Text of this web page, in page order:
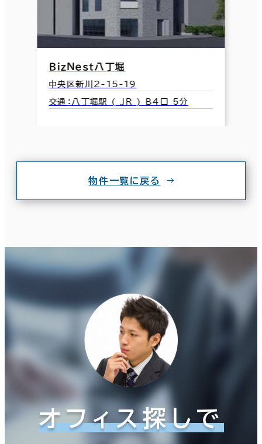
ＢｉｚＮｅｓｔ八丁堀
中央区新川2-15-19
交通：八丁堀駅 ( ＪＲ ) B4口 5分
物件一覧に戻る
オフィス探しで